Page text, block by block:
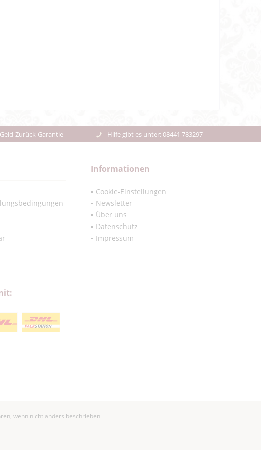
Zurück-Garantie Hilfe gibt es unter: 08441 783297
Informationen
Cookie-Einstellungen
Newsletter
Über uns
Datenschutz
Impressum
wenn nicht anders beschrieben